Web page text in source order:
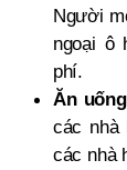
Người
ngoại ô
phí.
Ăn
các nhà
các nhà